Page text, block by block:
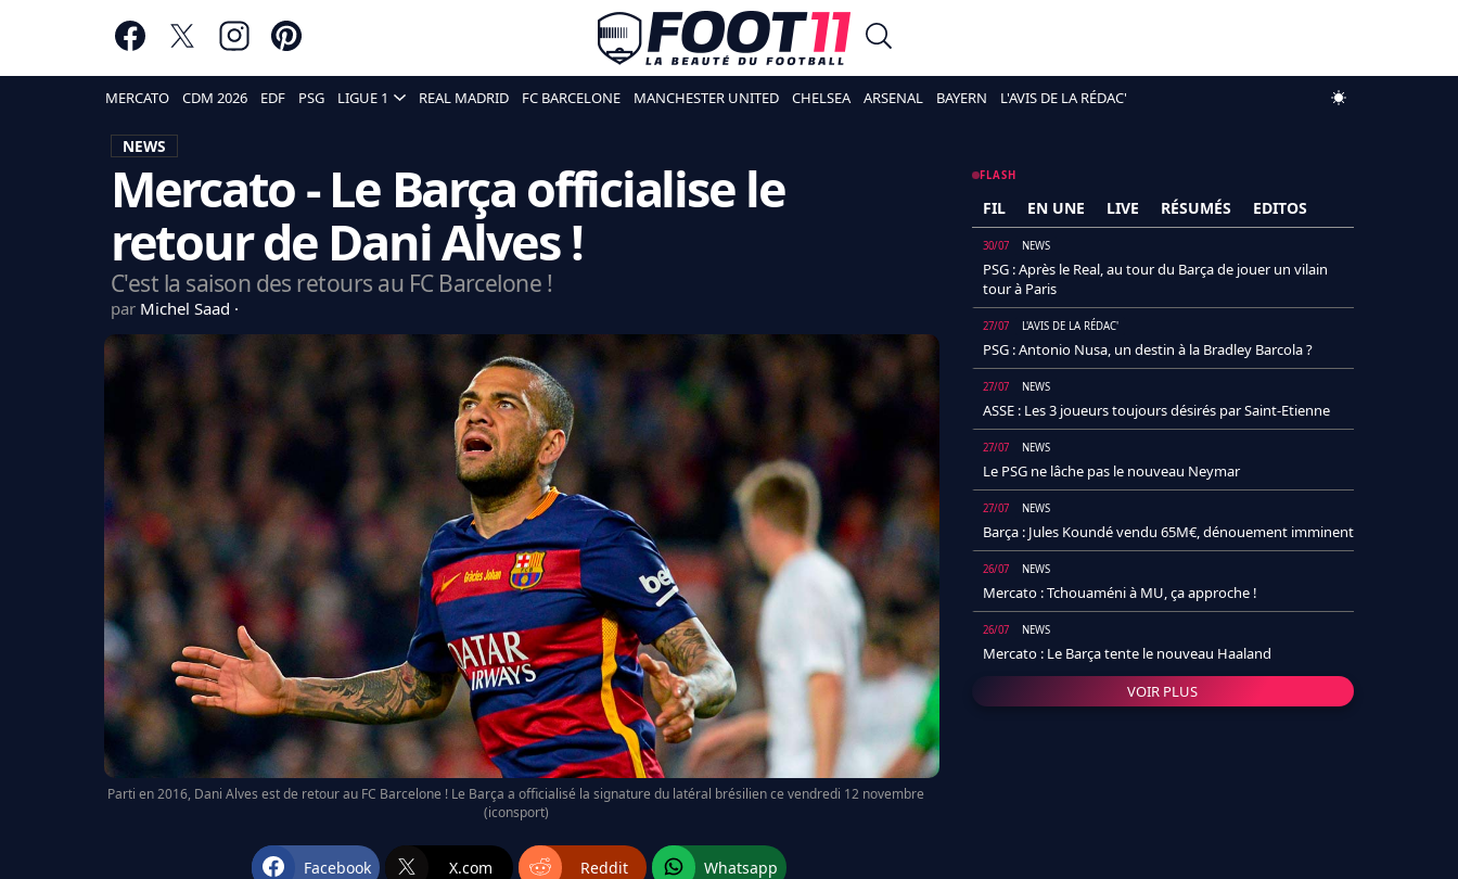
MERCATO CDM 2026 EDF PSG LIGUE 1 REAL MADRID FC BARCELONE MANCHESTER UNITED CHELSEA ARSENAL BAYERN L'AVIS DE LA RÉDAC'
NEWS
Mercato - Le Barça officialise le
retour de Dani Alves !
C'est la saison des retours au FC Barcelone !
par Michel Saad
Parti en 2016, Dani Alves est de retour au FC Barcelone ! Le Barça a officialisé la signature du latéral brésilien ce vendredi 12 novembre
(iconsport)
Facebook X.com Reddit Whatsapp
FLASH
FIL EN UNE LIVE RÉSUMÉS EDITOS
30/07 NEWS
PSG : Après le Real, au tour du Barça de jouer un vilain
tour à Paris
27/07 L'AVIS DE LA RÉDAC'
PSG : Antonio Nusa, un destin à la Bradley Barcola ?
27/07 NEWS
ASSE : Les 3 joueurs toujours désirés par Saint-Etienne
27/07 NEWS
Le PSG ne lâche pas le nouveau Neymar
27/07 NEWS
Barça : Jules Koundé vendu 65M€, dénouement imminent
26/07 NEWS
Mercato : Tchouaméni à MU, ça approche !
26/07 NEWS
Mercato : Le Barça tente le nouveau Haaland
VOIR PLUS